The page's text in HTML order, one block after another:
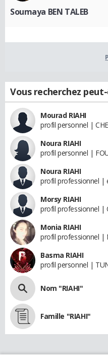
Soumaya BEN TALEB
Vous recherchez
Mourad RIAHI
profil personnel |
Noura RIAHI
profil personnel |
Noura RIAHI
profil professionnel |
Morsy RIAHI
profil professionnel |
Monia RIAHI
profil professionnel |
Basma RIAHI
profil personnel |
Nom "RIAHI"
Famille "RIAHI"